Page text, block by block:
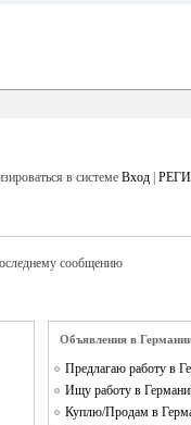
в системе Вход
сообщению
Объявления в
Предлагаю работу в
Ищу работу в
Куплю/Продам в